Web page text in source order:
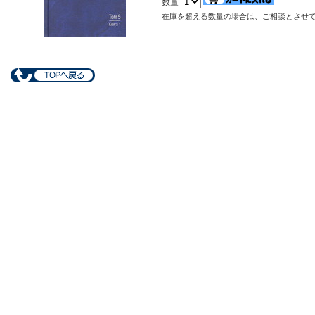
数量
在庫を超える数量の場合は、ご相談とさせ